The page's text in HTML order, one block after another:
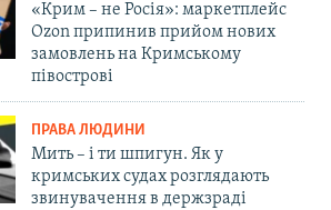
«Крим – не Росія»: маркетплейс
Ozon припинив прийом нових
замовлень на Кримському
півострові
ПРАВА ЛЮДИНИ
Мить – і ти шпигун. Як у
кримських судах розглядають
звинувачення в держзраді